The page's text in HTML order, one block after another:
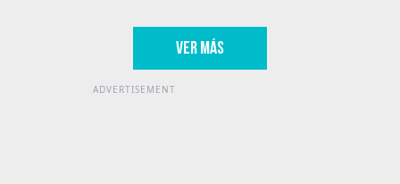
VER MÁS